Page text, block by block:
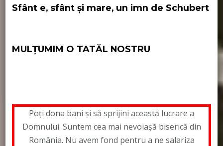
Sfânt e, sfânt şi mare, un imn de Schubert
MULȚUMIM O TATĂL NOSTRU
Poți dona bani și să sprijini această lucrare a
Domnului. Suntem cea mai nevoiașă biserică din
România. Nu avem fond pentru a ne salariza